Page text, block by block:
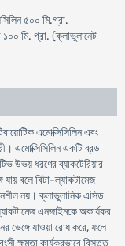
৫০০ মি.গ্রা.
১০০ মি. গ্রা. (ক্লাভুলানেট
এমোক্সিসিলিন এবং
এমোক্সিসিলিন একটি ব্রড
উভয় ধরণের ব্যাকটেরিয়ার
যায় বলে বিটা-ল্যাকটামেজ
নয়। ক্লাভুলানিক এসিড
এনজাইমকে অকার্যকর
ভেঙ্গে যাওয়া রোধ করে, ফলে
ক্ষমতা কার্যকরভাবে বিস্তৃত